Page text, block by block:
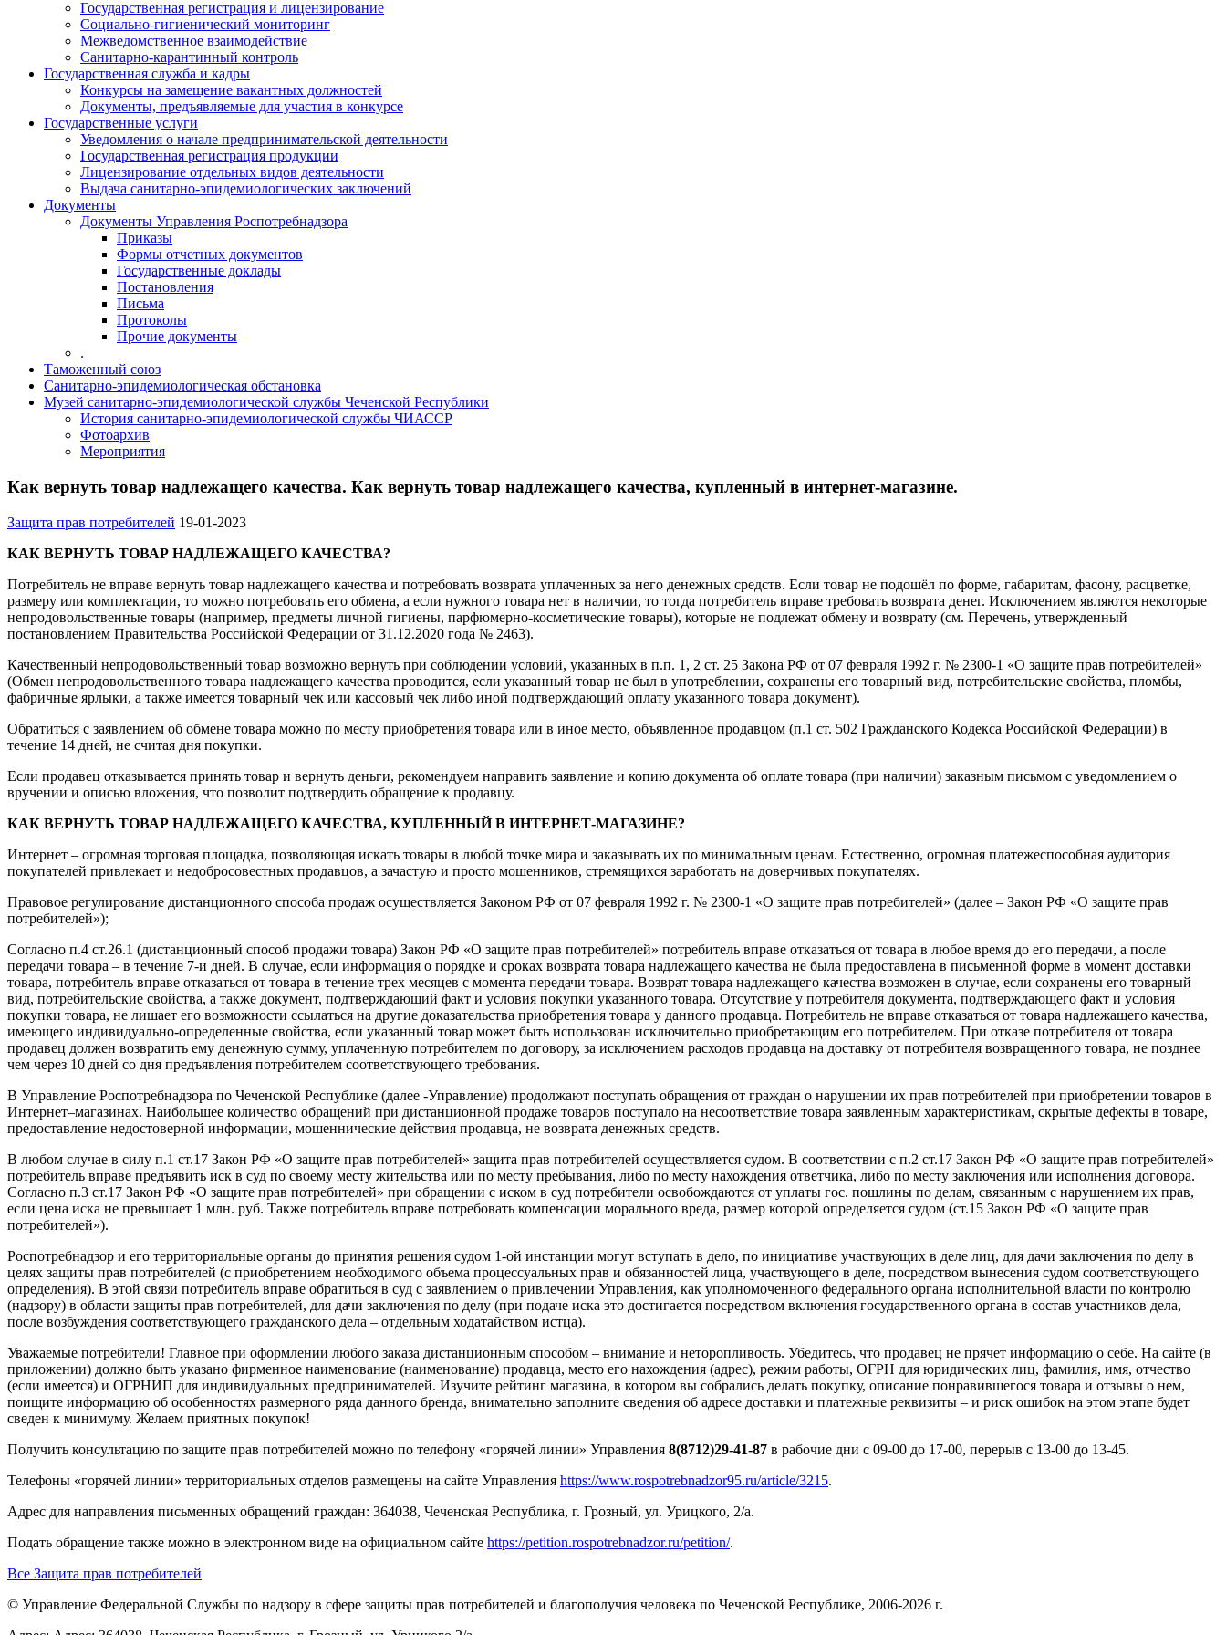
Государственная регистрация и лицензирование
Социально-гигиенический мониторинг
Межведомственное взаимодействие
Санитарно-карантинный контроль
Государственная служба и кадры
Конкурсы на замещение вакантных должностей
Документы, предъявляемые для участия в конкурсе
Государственные услуги
Уведомления о начале предпринимательской деятельности
Государственная регистрация продукции
Лицензирование отдельных видов деятельности
Выдача санитарно-эпидемиологических заключений
Документы
Документы Управления Роспотребнадзора
Приказы
Формы отчетных документов
Государственные доклады
Постановления
Письма
Протоколы
Прочие документы
.
Таможенный союз
Санитарно-эпидемиологическая обстановка
Музей санитарно-эпидемиологической службы Чеченской Республики
История санитарно-эпидемиологической службы ЧИАССР
Фотоархив
Мероприятия
Как вернуть товар надлежащего качества. Как вернуть товар надлежащего качества, купленный в интернет-магазине.
Защита прав потребителей 19-01-2023
КАК ВЕРНУТЬ ТОВАР НАДЛЕЖАЩЕГО КАЧЕСТВА?
Потребитель не вправе вернуть товар надлежащего качества и потребовать возврата уплаченных за него денежных средств. Если товар не подошёл по форме, габаритам, фасону, расцветке,
размеру или комплектации, то можно потребовать его обмена, а если нужного товара нет в наличии, то тогда потребитель вправе требовать возврата денег. Исключением являются некоторые
непродовольственные товары (например, предметы личной гигиены, парфюмерно-косметические товары), которые не подлежат обмену и возврату (см. Перечень, утвержденный
постановлением Правительства Российской Федерации от 31.12.2020 года № 2463).
Качественный непродовольственный товар возможно вернуть при соблюдении условий, указанных в п.п. 1, 2 ст. 25 Закона РФ от 07 февраля 1992 г. № 2300-1 «О защите прав потребителей»
(Обмен непродовольственного товара надлежащего качества проводится, если указанный товар не был в употреблении, сохранены его товарный вид, потребительские свойства, пломбы,
фабричные ярлыки, а также имеется товарный чек или кассовый чек либо иной подтверждающий оплату указанного товара документ).
Обратиться с заявлением об обмене товара можно по месту приобретения товара или в иное место, объявленное продавцом (п.1 ст. 502 Гражданского Кодекса Российской Федерации) в
течение 14 дней, не считая дня покупки.
Если продавец отказывается принять товар и вернуть деньги, рекомендуем направить заявление и копию документа об оплате товара (при наличии) заказным письмом с уведомлением о
вручении и описью вложения, что позволит подтвердить обращение к продавцу.
КАК ВЕРНУТЬ ТОВАР НАДЛЕЖАЩЕГО КАЧЕСТВА, КУПЛЕННЫЙ В ИНТЕРНЕТ-МАГАЗИНЕ?
Интернет – огромная торговая площадка, позволяющая искать товары в любой точке мира и заказывать их по минимальным ценам. Естественно, огромная платежеспособная аудитория
покупателей привлекает и недобросовестных продавцов, а зачастую и просто мошенников, стремящихся заработать на доверчивых покупателях.
Правовое регулирование дистанционного способа продаж осуществляется Законом РФ от 07 февраля 1992 г. № 2300-1 «О защите прав потребителей» (далее – Закон РФ «О защите прав
потребителей»);
Согласно п.4 ст.26.1 (дистанционный способ продажи товара) Закон РФ «О защите прав потребителей» потребитель вправе отказаться от товара в любое время до его передачи, а после
передачи товара – в течение 7-и дней. В случае, если информация о порядке и сроках возврата товара надлежащего качества не была предоставлена в письменной форме в момент доставки
товара, потребитель вправе отказаться от товара в течение трех месяцев с момента передачи товара. Возврат товара надлежащего качества возможен в случае, если сохранены его товарный
вид, потребительские свойства, а также документ, подтверждающий факт и условия покупки указанного товара. Отсутствие у потребителя документа, подтверждающего факт и условия
покупки товара, не лишает его возможности ссылаться на другие доказательства приобретения товара у данного продавца. Потребитель не вправе отказаться от товара надлежащего качества,
имеющего индивидуально-определенные свойства, если указанный товар может быть использован исключительно приобретающим его потребителем. При отказе потребителя от товара
продавец должен возвратить ему денежную сумму, уплаченную потребителем по договору, за исключением расходов продавца на доставку от потребителя возвращенного товара, не позднее
чем через 10 дней со дня предъявления потребителем соответствующего требования.
В Управление Роспотребнадзора по Чеченской Республике (далее -Управление) продолжают поступать обращения от граждан о нарушении их прав потребителей при приобретении товаров в
Интернет–магазинах. Наибольшее количество обращений при дистанционной продаже товаров поступало на несоответствие товара заявленным характеристикам, скрытые дефекты в товаре,
предоставление недостоверной информации, мошеннические действия продавца, не возврата денежных средств.
В любом случае в силу п.1 ст.17 Закон РФ «О защите прав потребителей» защита прав потребителей осуществляется судом. В соответствии с п.2 ст.17 Закон РФ «О защите прав потребителей»
потребитель вправе предъявить иск в суд по своему месту жительства или по месту пребывания, либо по месту нахождения ответчика, либо по месту заключения или исполнения договора.
Согласно п.3 ст.17 Закон РФ «О защите прав потребителей» при обращении с иском в суд потребители освобождаются от уплаты гос. пошлины по делам, связанным с нарушением их прав,
если цена иска не превышает 1 млн. руб. Также потребитель вправе потребовать компенсации морального вреда, размер которой определяется судом (ст.15 Закон РФ «О защите прав
потребителей»).
Роспотребнадзор и его территориальные органы до принятия решения судом 1-ой инстанции могут вступать в дело, по инициативе участвующих в деле лиц, для дачи заключения по делу в
целях защиты прав потребителей (с приобретением необходимого объема процессуальных прав и обязанностей лица, участвующего в деле, посредством вынесения судом соответствующего
определения). В этой связи потребитель вправе обратиться в суд с заявлением о привлечении Управления, как уполномоченного федерального органа исполнительной власти по контролю
(надзору) в области защиты прав потребителей, для дачи заключения по делу (при подаче иска это достигается посредством включения государственного органа в состав участников дела,
после возбуждения соответствующего гражданского дела – отдельным ходатайством истца).
Уважаемые потребители! Главное при оформлении любого заказа дистанционным способом – внимание и неторопливость. Убедитесь, что продавец не прячет информацию о себе. На сайте (в
приложении) должно быть указано фирменное наименование (наименование) продавца, место его нахождения (адрес), режим работы, ОГРН для юридических лиц, фамилия, имя, отчество
(если имеется) и ОГРНИП для индивидуальных предпринимателей. Изучите рейтинг магазина, в котором вы собрались делать покупку, описание понравившегося товара и отзывы о нем,
поищите информацию об особенностях размерного ряда данного бренда, внимательно заполните сведения об адресе доставки и платежные реквизиты – и риск ошибок на этом этапе будет
сведен к минимуму. Желаем приятных покупок!
Получить консультацию по защите прав потребителей можно по телефону «горячей линии» Управления 8(8712)29-41-87 в рабочие дни с 09-00 до 17-00, перерыв с 13-00 до 13-45.
Телефоны «горячей линии» территориальных отделов размещены на сайте Управления https://www.rospotrebnadzor95.ru/article/3215.
Адрес для направления письменных обращений граждан: 364038, Чеченская Республика, г. Грозный, ул. Урицкого, 2/а.
Подать обращение также можно в электронном виде на официальном сайте https://petition.rospotrebnadzor.ru/petition/.
Все Защита прав потребителей
© Управление Федеральной Службы по надзору в сфере защиты прав потребителей и благополучия человека по Чеченской Республике, 2006-2026 г.